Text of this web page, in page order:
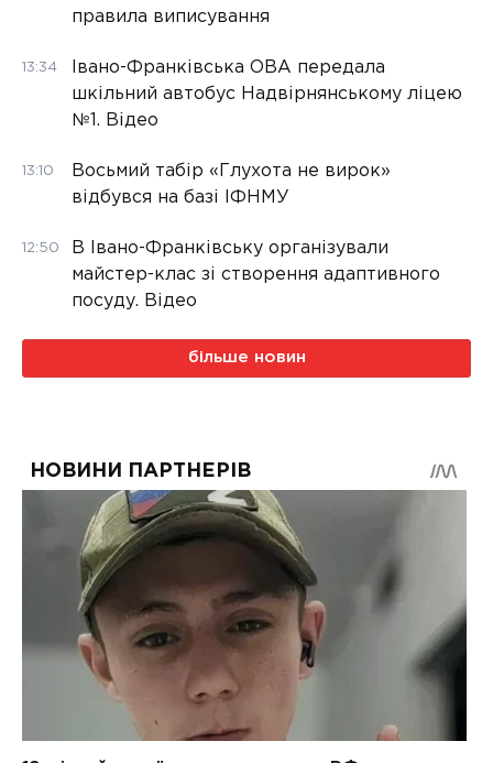
правила виписування
13:34
Івано-Франківська ОВА передала
шкільний автобус Надвірнянському ліцею
№1. Відео
13:10
Восьмий табір «Глухота не вирок»
відбувся на базі ІФНМУ
12:50
В Івано-Франківську організували
майстер-клас зі створення адаптивного
посуду. Відео
більше новин